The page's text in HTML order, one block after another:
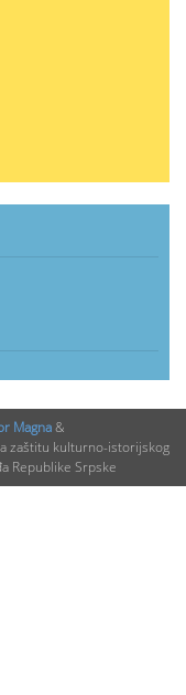
Magna&
zaštitu kulturno-istorijskog
Republike Srpske